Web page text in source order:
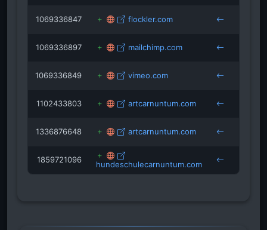
1069336847 flockler.com
1069336897 mailchimp.com
1069336849 vimeo.com
1102433803 artcarnuntum.com
1336876648 artcarnuntum.com
1859721096 hundeschulecarnuntum.com